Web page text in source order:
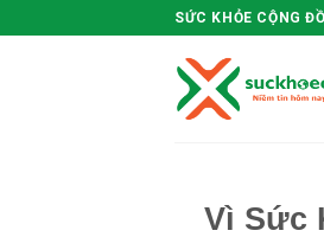
to
SỨC KHỎE CỘNG
Vì Sức